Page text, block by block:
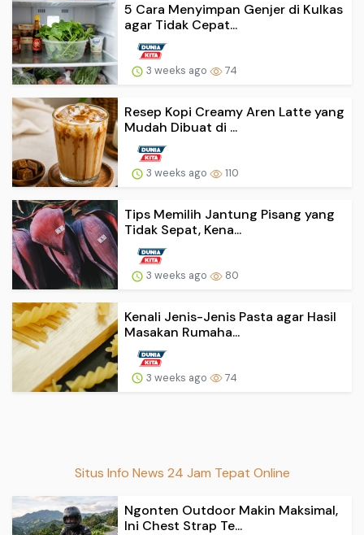
5 Cara Menyimpan Genjer di Kulkas
agar Tidak Cepat...
3 weeks ago 74
Resep Kopi Creamy Aren Latte yang
Mudah Dibuat di ...
3 weeks ago 110
Tips Memilih Jantung Pisang yang
Tidak Sepat, Kena...
3 weeks ago 80
Kenali Jenis-Jenis Pasta agar Hasil
Masakan Rumaha...
3 weeks ago 74
Situs Info News 24 Jam Tepat Online
Ngonten Outdoor Makin Maksimal,
Ini Chest Strap Te...